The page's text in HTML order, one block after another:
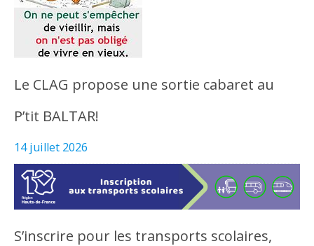
Le CLAG propose une sortie cabaret au
P’tit BALTAR!
14 juillet 2026
S’inscrire pour les transports scolaires,